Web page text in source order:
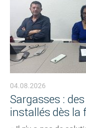
04.08.2026
Sargasses :
installés dès la